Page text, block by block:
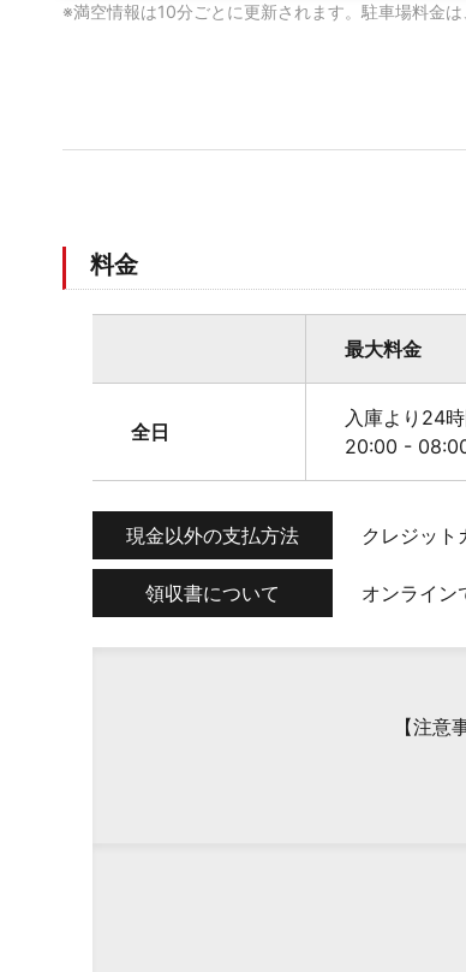
※満空情報は10分ごとに更新されます。駐車場料金
料金
最大料金
全日
入庫より24
20:00 -
現金以外の支払方法 クレジット
領収書について オンライン
【注